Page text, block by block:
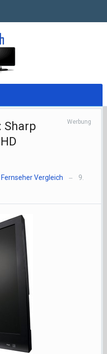
Sharp
Werbung
Fernseher Vergleich —
9.